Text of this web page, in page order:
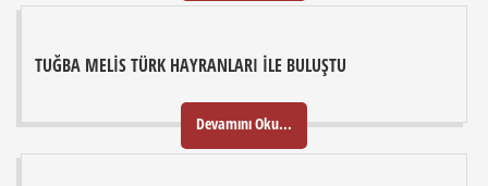
TUĞBA MELIS TÜRK HAYRANLARI İLE BULUŞTU
Devamını Oku...